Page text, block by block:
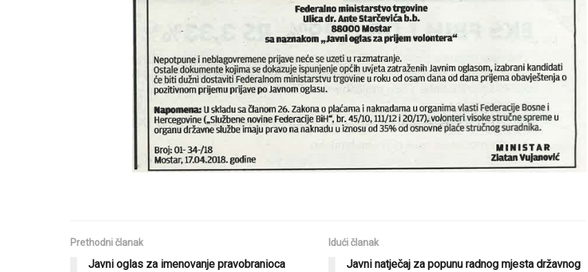
Prethodni članak
Javni oglas za imenovanje pravobranioca
Idući članak
Javni natječaj za popunu radnog mjesta državnog